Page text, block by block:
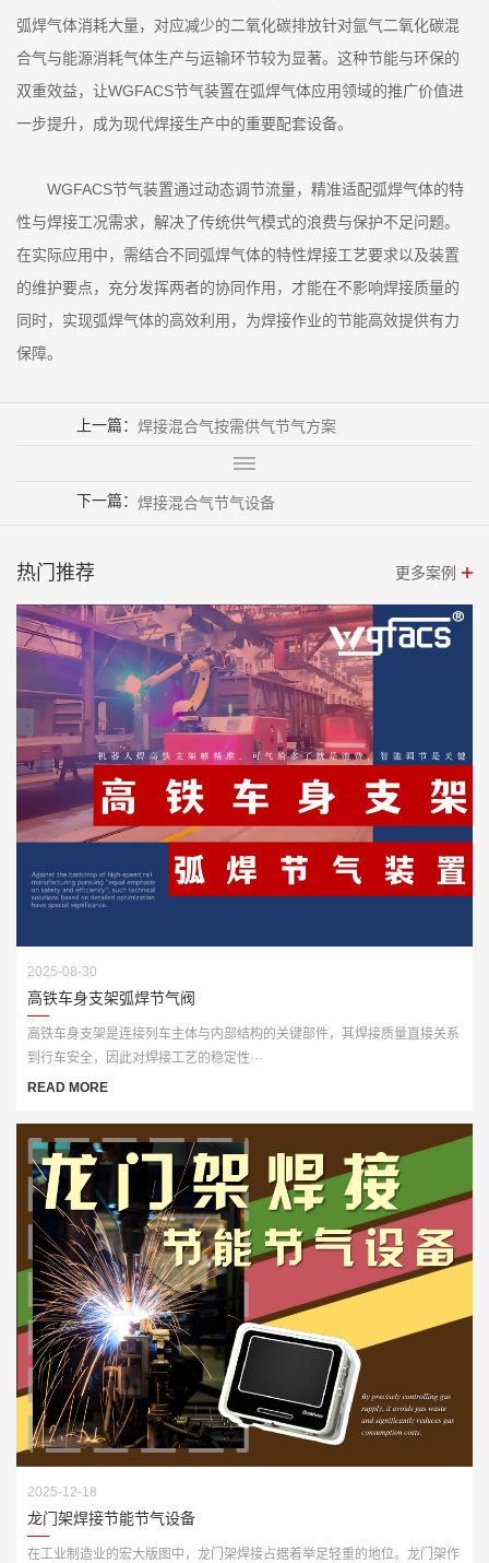
弧焊气体消耗大量，对应减少的二氧化碳排放针对氩气二氧化碳混
合气与能源消耗气体生产与运输环节较为显著。这种节能与环保的
双重效益，让WGFACS节气装置在弧焊气体应用领域的推广价值进
一步提升，成为现代焊接生产中的重要配套设备。
WGFACS节气装置通过动态调节流量，精准适配弧焊气体的特
性与焊接工况需求，解决了传统供气模式的浪费与保护不足问题。
在实际应用中，需结合不同弧焊气体的特性焊接工艺要求以及装置
的维护要点，充分发挥两者的协同作用，才能在不影响焊接质量的
同时，实现弧焊气体的高效利用，为焊接作业的节能高效提供有力
保障。
上一篇： 焊接混合气按需供气节气方案
下一篇： 焊接混合气节气设备
热门推荐 更多案例
2025-08-30
高铁车身支架弧焊节气阀
高铁车身支架是连接列车主体与内部结构的关键部件，其焊接质量直接关系
到行车安全，因此对焊接工艺的稳定性···
READ MORE
2025-12-18
龙门架焊接节能节气设备
在工业制造业的宏大版图中，龙门架焊接占据着举足轻重的地位。龙门架作